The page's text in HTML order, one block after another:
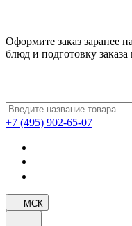
Оформите заказ заранее
блюд и подготовку
+7 (495) 902-65-07
МСК